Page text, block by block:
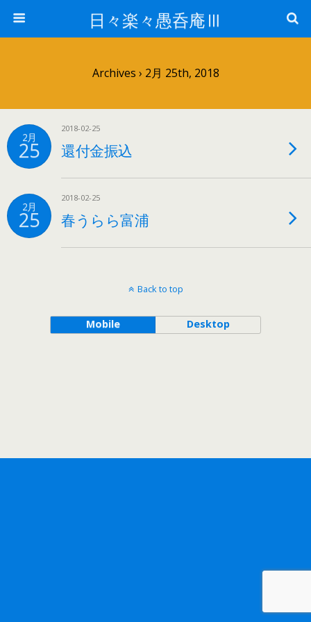
日々楽々愚呑庵Ⅲ
Archives › 2月 25th, 2018
2月
25
2018-02-25
還付金振込
2月
25
2018-02-25
春うらら富浦
Back to top
Mobile Desktop